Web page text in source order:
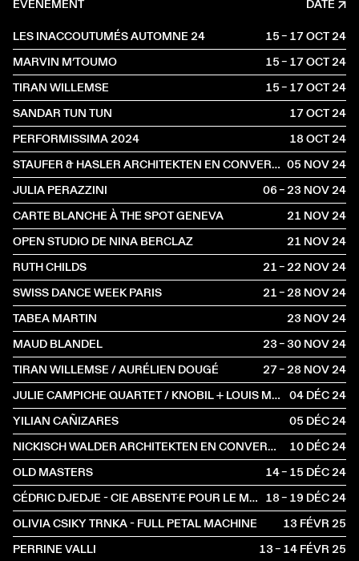
ÉVÈNEMENT
DATE
LES INACCOUTUMÉS AUTOMNE 24
15 – 17 OCT2024
MARVIN M’TOUMO
15 – 17 OCT2024
TIRAN WILLEMSE
15 – 17 OCT2024
SANDAR TUN TUN
17 OCT2024
PERFORMISSIMA 2024
18 OCT2024
STAUFER & HASLER ARCHITEKTEN EN CONVERSATION AVEC BENOÎT PIÉRON 05 NOV2024
JULIA PERAZZINI
06 – 23 NOV2024
CARTE BLANCHE À THE SPOT GENEVA
21 NOV2024
OPEN STUDIO DE NINA BERCLAZ
21 NOV2024
RUTH CHILDS
21 – 22 NOV2024
SWISS DANCE WEEK PARIS
21 – 28 NOV2024
TABEA MARTIN
23 NOV2024
MAUD BLANDEL
23 – 30 NOV2024
TIRAN WILLEMSE / AURÉLIEN DOUGÉ
27 – 28 NOV2024
JULIE CAMPICHE QUARTET / KNOBIL + LOUIS MATUTE
04 DÉC2024
YILIAN CAÑIZARES
05 DÉC2024
NICKISCH WALDER ARCHITEKTEN EN CONVERSATION AVEC OLIVIA FUNES LASTRA
10 DÉC2024
OLD MASTERS
14 – 15 DÉC2024
CÉDRIC DJEDJE - CIE ABSENT·E POUR LE MOMENT 18 – 19 DÉC2024
OLIVIA CSIKY TRNKA - FULL PETAL MACHINE
13 FÉVR2025
PERRINE VALLI
13 – 14 FÉVR2025